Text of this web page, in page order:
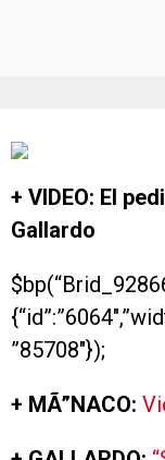
+ VIDEO: El
Gallardo
”85708″});
+ MÃ”NACO: